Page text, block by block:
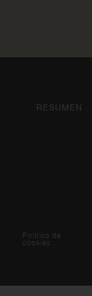
RESUMEN
Política de
cookies